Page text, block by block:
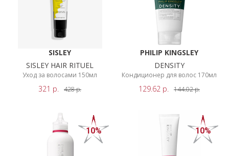
НОВИНКИ
SISLEY
PHILIP
KINGSLEY
ПОКАЗАТЬ
SISLEY
SISLEY HAIR RITUEL
Уход за волосами 150мл
321 р. 428р.
PHILIP KINGSLEY
DENSITY
Кондиционер для волос 170мл
129.62 р. 144.02р.
10% 10%